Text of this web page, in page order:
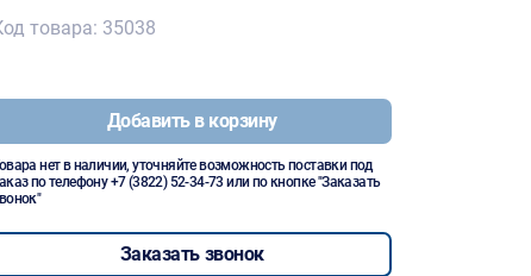
товара: 35038
Добавить в корзину
нет в наличии, уточняйте возможность поставки под
по телефону+7 (3822) 52-34-73 или по кнопке "Заказать
Заказать звонок